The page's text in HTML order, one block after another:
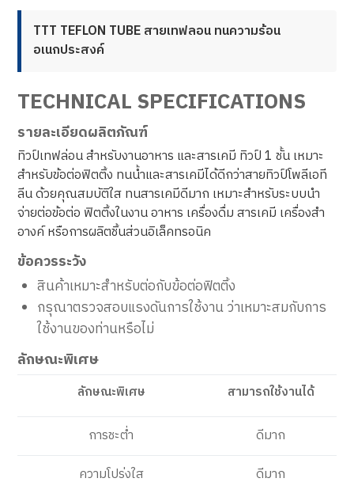
TTT TEFLON TUBE สายเทฟลอน ทนความร้อน
อเนกประสงค์
TECHNICAL SPECIFICATIONS
รายละเอียดผลิตภัณฑ์
ทิวป์เทฟล่อน สำหรับงานอาหาร และสารเคมี ทิวป์ 1 ชั้น เหมาะ
สำหรับข้อต่อฟิตติ้ง ทนน้ำและสารเคมีได้ดีกว่าสายทิวป์โพลีเอที
ลีน ด้วยคุณสมบัติใส ทนสารเคมีดีมาก เหมาะสำหรับระบบนำ
จ่ายต่อข้อต่อ ฟิตติ้งในงาน อาหาร เครื่องดื่ม สารเคมี เครื่องสำ
อางค์ หรือการผลิตชิ้นส่วนอิเล็คทรอนิค
ข้อควรระวัง
สินค้าเหมาะสำหรับต่อกับข้อต่อฟิตติ้ง
กรุณาตรวจสอบแรงดันการใช้งาน ว่าเหมาะสมกับการ
ใช้งานของท่านหรือไม่
ลักษณะพิเศษ
ลักษณะพิเศษ สามารถใช้งานได้
การชะต่ำ
ดีมาก
ความโปร่งใส
ดีมาก